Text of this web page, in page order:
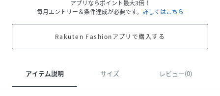
アプリならポイント最大3倍！
毎月エントリー＆条件達成が必要です。 詳しくはこちら
Rakuten Fashionアプリで購入する
アイテム説明 サイズ レビュー(0)